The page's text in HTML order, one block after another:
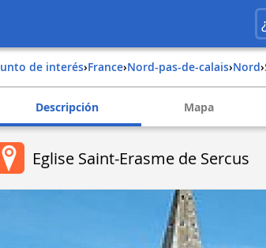
Punto de interés› france› nord-pas-de-calais› nord›
Descripción Mapa
Eglise Saint-Erasme de Sercus